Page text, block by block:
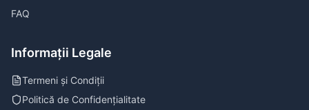
FAQ
Informații Legale
Termeni și Condiții
Politică de Confidențialitate